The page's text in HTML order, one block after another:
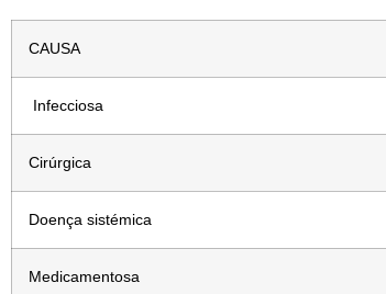
CAUSA
Infecciosa
Cirúrgica
Doença sistémica
Medicamentosa